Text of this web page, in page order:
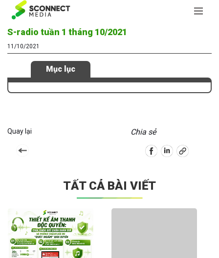
S-radio tuần 1 tháng 10/2021
11/10/2021
Mục lục
Quay lại Chia sẻ
TẤT CẢ BÀI VIẾT